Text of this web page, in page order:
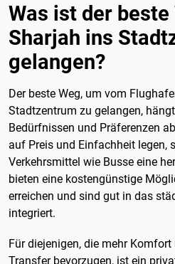
Was ist der beste
Sharjah ins
gelangen?
Der beste Weg, um vom
Stadtzentrum zu gelangen,
Bedürfnissen und Präferenzen
auf Preis und Einfachheit legen,
Verkehrsmittel wie Busse eine
bieten eine kostengünstige
erreichen und sind gut in das
integriert.
Für diejenigen, die mehr
Transfer bevorzugen, ist ein